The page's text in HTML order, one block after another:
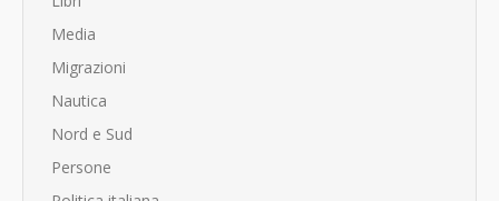
Media
Migrazioni
Nautica
Nord e Sud
Persone